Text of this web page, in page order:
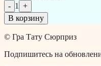
- 1
+
В корзину
© Гра Тату Сюрприз
Подпишитесь на